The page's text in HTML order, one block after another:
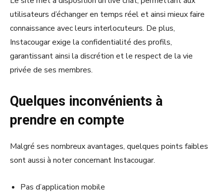
utilisateurs d’échanger en temps réel et ainsi mieux faire
connaissance avec leurs interlocuteurs. De plus,
Instacougar exige la confidentialité des profils,
garantissant ainsi la discrétion et le respect de la vie
privée de ses membres.
Quelques inconvénients à
prendre en compte
Malgré ses nombreux avantages, quelques points faibles
sont aussi à noter concernant Instacougar.
Pas d’application mobile